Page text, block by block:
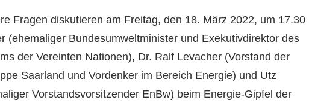
Fragen diskutieren am Freitag, den 18. März 2022, um 17.30
(ehemaliger Bundesumweltminister und Exekutivdirektor des
der Vereinten Nationen), Dr. Ralf Levacher (Vorstand der
Saarland und Vordenker im Bereich Energie) und Utz
Vorstandsvorsitzender EnBw) beim Energie-Gipfel der